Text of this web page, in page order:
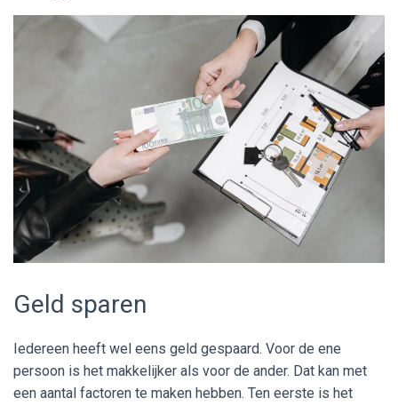
Geld sparen
Iedereen heeft wel eens geld gespaard. Voor de ene
persoon is het makkelijker als voor de ander. Dat kan met
een aantal factoren te maken hebben. Ten eerste is het